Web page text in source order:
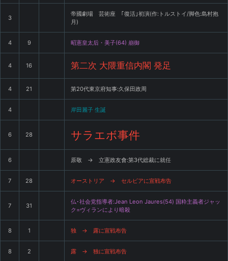
3
帝國劇場 芸術座 ｢復活｣初演(作:トルストイ/脚色:島村抱
月)
4 9 昭憲皇太后・美子(64) 崩御
4 16 第二次 大隈重信内閣 発足
4 21 第20代東京府知事:久保田政周
4 岸田麗子 生誕
6 28 サラエボ事件
6 原敬 → 立憲政友會:第3代総裁に就任
7 28 オーストリア → セルビアに宣戦布告
7 31
仏･社会党指導者:Jean Leon Jaures(54) 国粋主義者ジャッ
ク=ヴィランにより暗殺
8 1 独 → 露に宣戦布告
8 2 露 → 独に宣戦布告